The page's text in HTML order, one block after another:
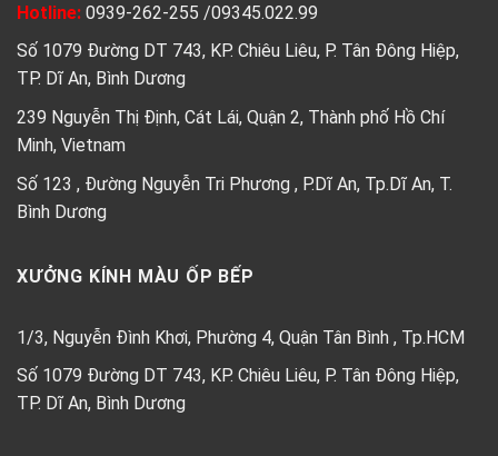
Hotline: 0939-262-255 /09345.022.99
Số 1079 Đường DT 743, KP. Chiêu Liêu, P. Tân Đông Hiệp,
TP. Dĩ An, Bình Dương
239 Nguyễn Thị Định, Cát Lái, Quận 2, Thành phố Hồ Chí
Minh, Vietnam
Số 123 , Đường Nguyễn Tri Phương , P.Dĩ An, Tp.Dĩ An, T.
Bình Dương
XƯỞNG KÍNH MÀU ỐP BẾP
1/3, Nguyễn Đình Khơi, Phường 4, Quận Tân Bình , Tp.HCM
Số 1079 Đường DT 743, KP. Chiêu Liêu, P. Tân Đông Hiệp,
TP. Dĩ An, Bình Dương